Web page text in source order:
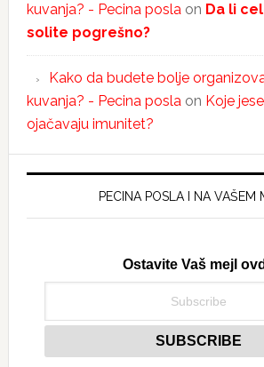
kuvanja? - Pecina poslaon Da li
solite pogrešno?
Kako da budete bolje
kuvanja? - Pecina poslaon Koje
ojačavaju imunitet?
PECINA POSLA I NA VAŠEM
Ostavite Vaš mejl